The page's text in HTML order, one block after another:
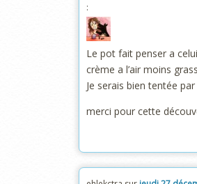
:
Le pot fait penser a
crème a l’air moins
Je serais bien tentée
merci pour cette